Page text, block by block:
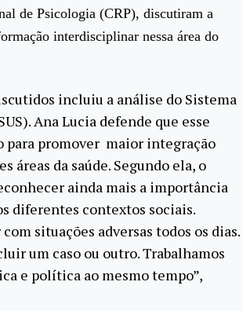
de Psicologia (CRP), discutiram a
interdisciplinar nessa área do
incluiu a análise do Sistema
Ana Lucia defende que esse
para promover maior integração
áreas da saúde. Segundo ela, o
ainda mais a importância
diferentes contextos sociais.
situações adversas todos os dias.
um caso ou outro. Trabalhamos
e política ao mesmo tempo”,